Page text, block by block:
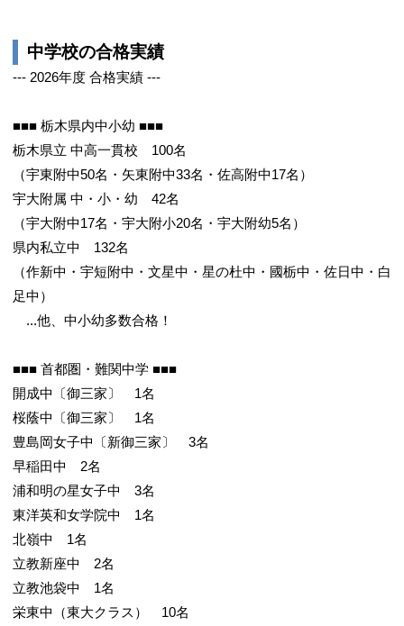
中学校の合格実績
--- 2026年度 合格実績 ---
■■■ 栃木県内中小幼 ■■■
栃木県立 中高一貫校 100名
（宇東附中50名・矢東附中33名・佐高附中17名）
宇大附属 中・小・幼 42名
（宇大附中17名・宇大附小20名・宇大附幼5名）
県内私立中 132名
（作新中・宇短附中・文星中・星の杜中・國栃中・佐日中・白
足中）
...他、中小幼多数合格！
■■■ 首都圏・難関中学 ■■■
開成中〔御三家〕 1名
桜蔭中〔御三家〕 1名
豊島岡女子中〔新御三家〕 3名
早稲田中 2名
浦和明の星女子中 3名
東洋英和女学院中 1名
北嶺中 1名
立教新座中 2名
立教池袋中 1名
栄東中（東大クラス） 10名